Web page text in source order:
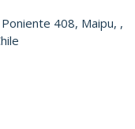
408, Maipu, ,